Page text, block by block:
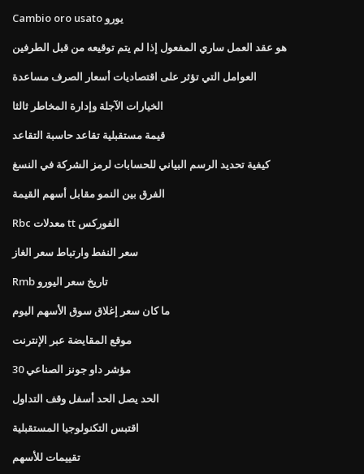
Cambio oro usato يورو
هو عقد العمل ساري المفعول إذا لم يتم توقيعه من قبل الطرفين
العوامل التي تؤثر على اقتصاديات أسعار الصرف مساعدة
الخيارات الآجلة وإدارة المخاطر ثالثا
قيمة مستقبلية تقاعد حاسبة التقاعد
كيفية تحديد الرسم البياني للحسابات لرمز الشركة في النسغ
الفرق بين النمو مقابل أسهم القيمة
Rbc معدلات tt الفوركس
سعر النفط وارتباط سعر الغاز
Rmb تاريخ سعر اليورو
ما كان سعر إغلاق سوق الأسهم اليوم
موقع المقايضة عبر الإنترنت
مؤشر داو جونز الصناعي 30
الحد يصل الحد أسفل وقف التداول
اقتبس التكنولوجيا المستقبلية
تقييمات للأسهم